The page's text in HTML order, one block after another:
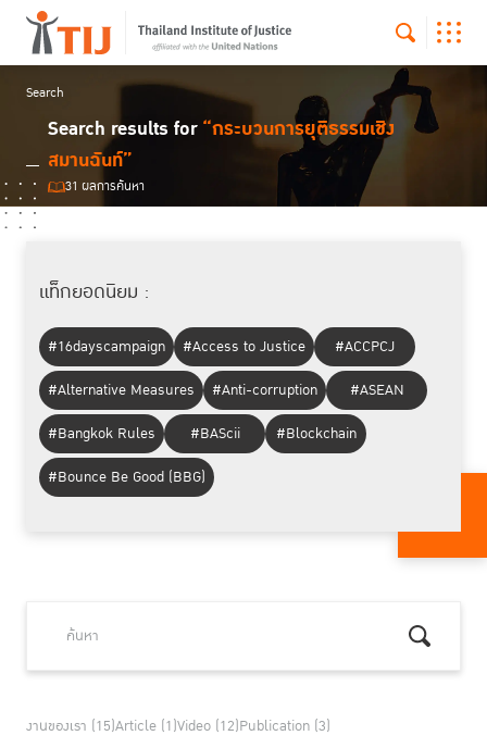
Search
Search results for“กระบวนการยุติธรรมเชิง
สมานฉันท์”
31 ผลการค้นหา
แท็กยอดนิยม :
#16dayscampaign #Access to Justice
#ACCPCJ
#Alternative Measures
#Anti-corruption
#ASEAN
#Bangkok Rules
#BAScii
#Blockchain
#Bounce Be Good (BBG)
งานของเรา (15)Article (1)Video (12)Publication (3)